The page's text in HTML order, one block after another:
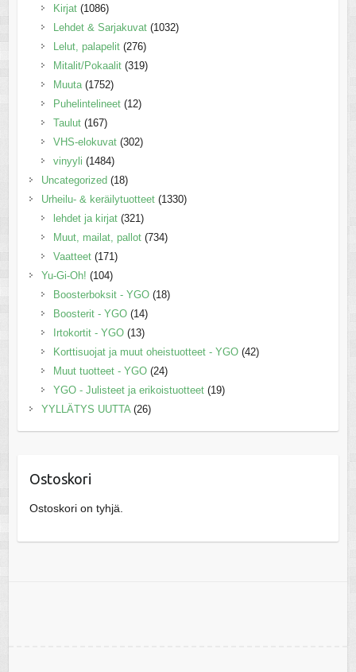
Kirjat (1086)
Lehdet & Sarjakuvat (1032)
Lelut, palapelit (276)
Mitalit/Pokaalit (319)
Muuta (1752)
Puhelintelineet (12)
Taulut (167)
VHS-elokuvat (302)
vinyyli (1484)
Uncategorized (18)
Urheilu- & keräilytuotteet (1330)
lehdet ja kirjat (321)
Muut, mailat, pallot (734)
Vaatteet (171)
Yu-Gi-Oh! (104)
Boosterboksit - YGO (18)
Boosterit - YGO (14)
Irtokortit - YGO (13)
Korttisuojat ja muut oheistuotteet - YGO (42)
Muut tuotteet - YGO (24)
YGO - Julisteet ja erikoistuotteet (19)
YYLLÄTYS UUTTA (26)
Ostoskori
Ostoskori on tyhjä.